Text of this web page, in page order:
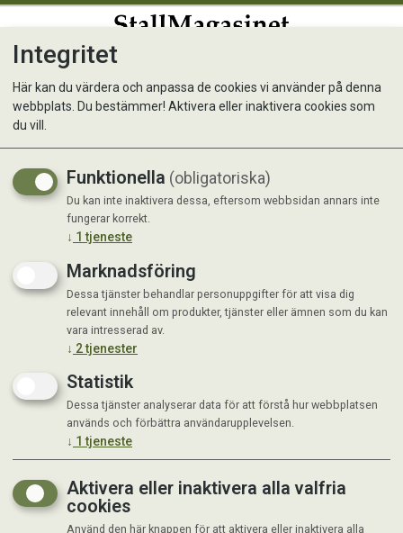
Matskål Slow Feeding Bowl
Integritet
Här kan du värdera och anpassa de cookies vi använder på denna
webbplats. Du bestämmer! Aktivera eller inaktivera cookies som
du vill.
Funktionella (obligatoriska)
Du kan inte inaktivera dessa, eftersom webbsidan annars inte
fungerar korrekt.
↓ 1 tjeneste
Marknadsföring
Dessa tjänster behandlar personuppgifter för att visa dig
relevant innehåll om produkter, tjänster eller ämnen som du kan
vara intresserad av.
↓ 2tjenester
Statistik
Dessa tjänster analyserar data för att förstå hur webbplatsen
används och förbättra användarupplevelsen.
↓ 1 tjeneste
Aktivera eller inaktivera alla valfria
cookies
Använd den här knappen för att aktivera eller inaktivera alla